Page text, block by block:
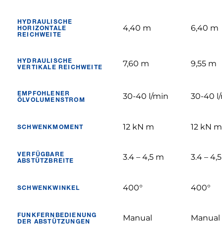
HYDRAULISCHE
HORIZONTALE
REICHWEITE
4,40 m 6,40 m
HYDRAULISCHE
VERTIKALE REICHWEITE
7,60 m 9,55 m
EMPFOHLENER
ÖLVOLUMENSTROM
30-40 l/min 30-40
SCHWENKMOMENT 12 kN m 12 kN m
VERFÜGBARE
ABSTÜTZBREITE
3.4 – 4,5 m 3.4 –
SCHWENKWINKEL 400° 400°
FUNKFERNBEDIENUNG
DER ABSTÜTZUNGEN
Manual Manual